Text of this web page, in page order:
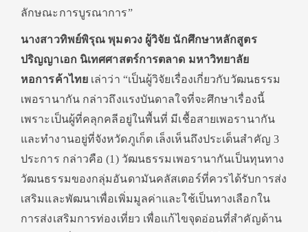
ลักษณะการบูรณาการ”
นางสาวทิพย์พิรุณ พุมดวง ผู้วิจัย นักศึกษาหลักสูตร
ปริญญาเอก นิเทศศาสตร์การตลาด มหาวิทยาลัย
หอการค้าไทย เล่าว่า “เป็นผู้วิจัยเรื่องเกี่ยวกับวัฒนธรรม
เพอรานากัน กล่าวถึงแรงบันดาลใจที่จะศึกษาเรื่องนี้
เพราะเป็นผู้ที่คลุกคลีอยู่ในพื้นที่ มีเชื้อสายเพอรานากัน
และทำงานอยู่ที่จังหวัดภูเก็ต เล็งเห็นถึงประเด็นสำคัญ 3
ประการ กล่าวคือ (1) วัฒนธรรมเพอรานากันเป็นทุนทาง
วัฒนธรรมของกลุ่มอันดามันคลัสเตอร์ที่ควรได้รับการส่ง
เสริมและพัฒนาเพื่อเพิ่มมูลค่าและใช้เป็นทางเลือกใน
การส่งเสริมการท่องเที่ยว เพื่อแก้ไขจุดอ่อนที่สำคัญด้าน